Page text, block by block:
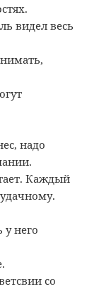
видел весь
надо
Каждый
у него
со